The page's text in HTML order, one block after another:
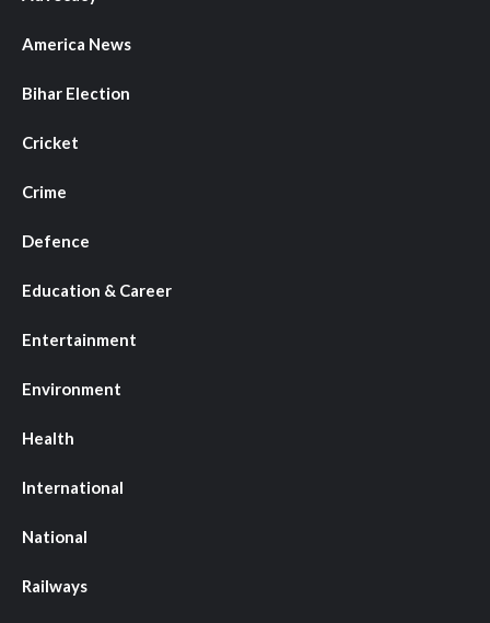
America News
Bihar Election
Cricket
Crime
Defence
Education & Career
Entertainment
Environment
Health
International
National
Railways